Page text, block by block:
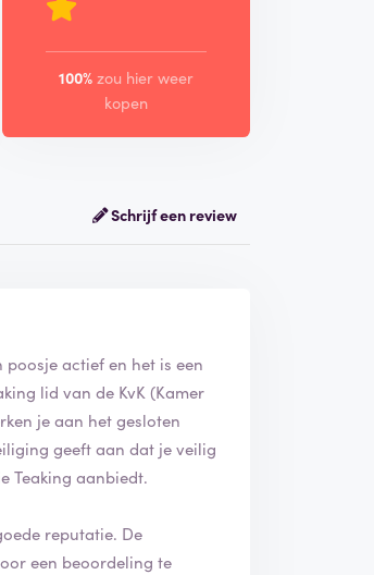
100% zou hier weer
kopen
Schrijf een review
poosje actief en het is een
Teaking aanbiedt.
reputatie. De